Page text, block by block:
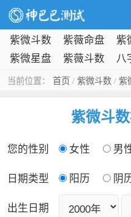
紫微斗数 紫薇命盘 紫
紫微星盘 紫薇斗数
八
当前位置： 首页 / 紫微斗数/ 紫
紫微斗
您的性别 女性 男
日期类型 阳历 阴
出生日期